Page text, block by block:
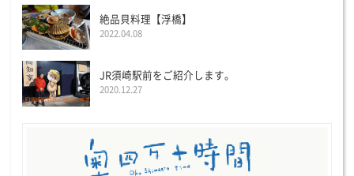
絶品貝料理【浮橋】
2022.04.08
JR須崎駅前をご紹介します。
2020.12.27